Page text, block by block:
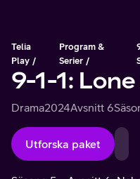
Telia
Play
Program &
Serier
9-1-1:
Drama2024Avsnitt 6
Utforska paket